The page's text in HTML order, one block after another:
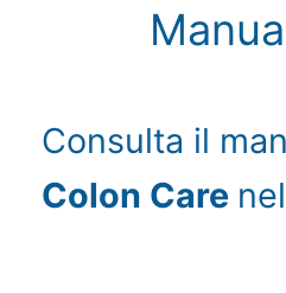
Consulta il
Colon Care